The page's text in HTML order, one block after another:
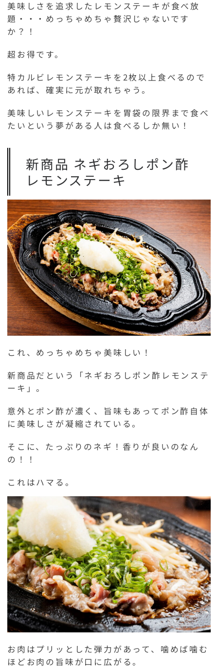
美味しさを追求したレモンステーキが食べ放
題・・・めっちゃめちゃ贅沢じゃないです
か？！
超お得です。
特カルビレモンステーキを2枚以上食べるので
あれば、確実に元が取れちゃう。
美味しいレモンステーキを胃袋の限界まで食べ
たいという夢がある人は食べるしか無い！
新商品 ネギおろしポン酢
レモンステーキ
これ、めっちゃめちゃ美味しい！
新商品だという「ネギおろしポン酢レモンステ
ーキ」。
意外とポン酢が濃く、旨味もあってポン酢自体
に美味しさが凝縮されている。
そこに、たっぷりのネギ！香りが良いのなん
の！！
これはハマる。
お肉はプリッとした弾力があって、噛めば噛む
ほどお肉の旨味が口に広がる。